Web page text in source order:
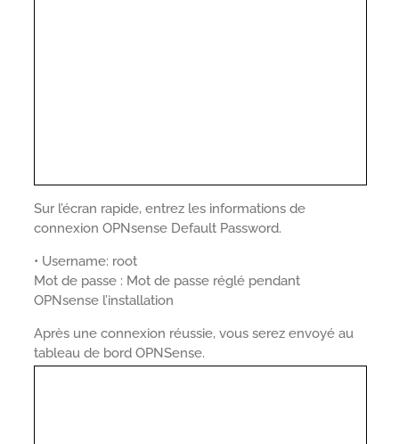
Sur l’écran rapide, entrez les informations de
connexion OPNsense Default Password.
• Username: root
Mot de passe : Mot de passe réglé pendant
OPNsense l’installation
Après une connexion réussie, vous serez envoyé au
tableau de bord OPNSense.